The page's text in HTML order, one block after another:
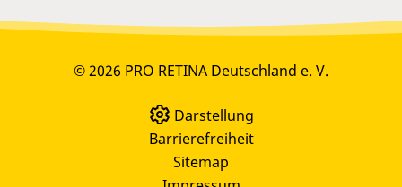
© 2026 PRO RETINA Deutschland e. V.
Darstellung
Barrierefreiheit
Sitemap